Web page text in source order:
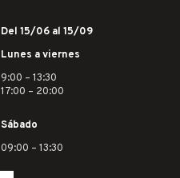
Del 15/06 al 15/09
Lunes a viernes
9:00 – 13:30
17:00 – 20:00
Sábado
09:00 – 13:30